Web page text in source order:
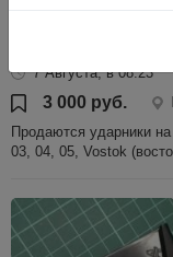
7 Августа, в 08:23
3 000 руб.
Продаются ударники
03, 04, 05, Vostok